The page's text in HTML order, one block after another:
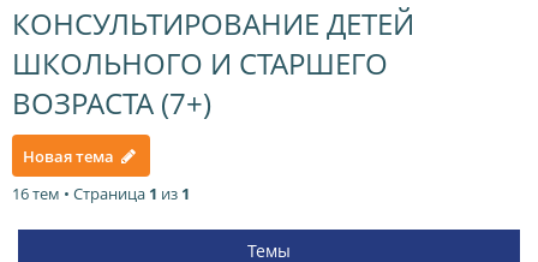
КОНСУЛЬТИРОВАНИЕ ДЕТЕЙ
ШКОЛЬНОГО И СТАРШЕГО
ВОЗРАСТА (7+)
Новая тема
16 тем • Страница 1 из 1
Темы